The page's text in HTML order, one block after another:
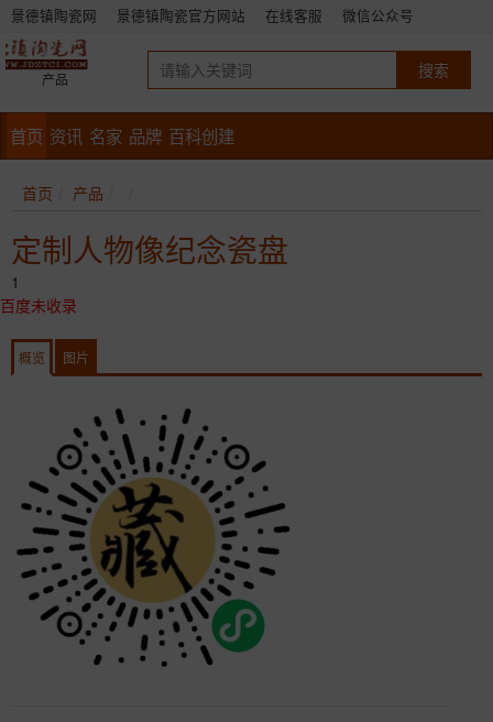
景德镇陶瓷网 景德镇陶瓷官方网站 在线客服 微信公众号
产品
首页 资讯 名家 品牌 百科创建
首页 产品
定制人物像纪念瓷盘
1
百度未收录
概览 图片